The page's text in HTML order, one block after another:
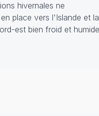
hivernales ne
place vers l'Islande et la
est bien froid et